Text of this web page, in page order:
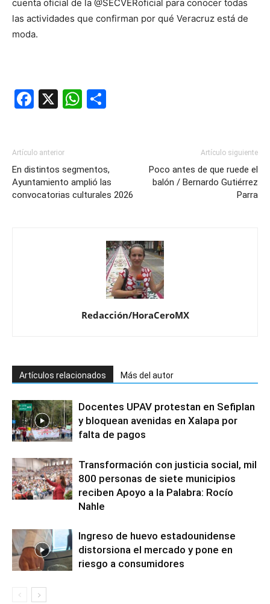
cuenta oficial de la @SECVERoficial para conocer todas
las actividades que confirman por qué Veracruz está de
moda.
Facebook
X WhatsApp
Artículo anterior
En distintos segmentos,
Ayuntamiento amplió las
convocatorias culturales 2026
Artículo siguiente
Poco antes de que ruede el
balón / Bernardo Gutiérrez
Parra
Redacción/HoraCeroMX
Artículos relacionados Más del autor
Docentes UPAV protestan en Sefiplan
y bloquean avenidas en Xalapa por
falta de pagos
Transformación con justicia social, mil
800 personas de siete municipios
reciben Apoyo a la Palabra: Rocío
Nahle
Ingreso de huevo estadounidense
distorsiona el mercado y pone en
riesgo a consumidores